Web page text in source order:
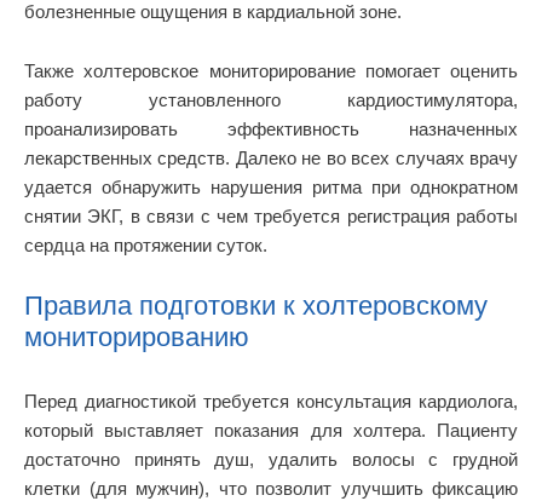
болезненные ощущения в кардиальной зоне.
Также холтеровское мониторирование помогает оценить
работу установленного кардиостимулятора,
проанализировать эффективность назначенных
лекарственных средств. Далеко не во всех случаях врачу
удается обнаружить нарушения ритма при однократном
снятии ЭКГ, в связи с чем требуется регистрация работы
сердца на протяжении суток.
Правила подготовки к холтеровскому
мониторированию
Перед диагностикой требуется консультация кардиолога,
который выставляет показания для холтера. Пациенту
достаточно принять душ, удалить волосы с грудной
клетки (для мужчин), что позволит улучшить фиксацию